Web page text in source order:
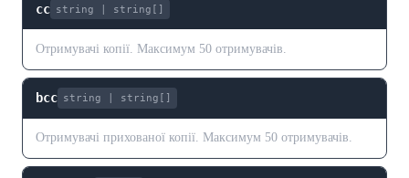
cc string | string[]
Отримувачі копії. Максимум 50 отримувачів.
bcc string | string[]
Отримувачі прихованої копії. Максимум 50 отримувачів.